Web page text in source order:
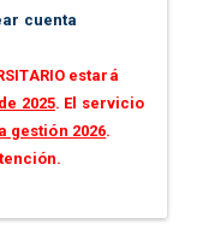
cuenta
estará
2025. El servicio
gestión 2026.